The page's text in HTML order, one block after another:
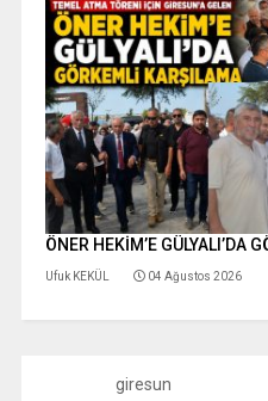
ÖNER HEKİM’E GÜLYALI’DA
Ufuk KEKÜL 04 Ağustos 2026
giresun